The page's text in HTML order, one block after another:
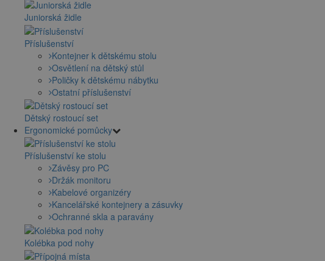
Juniorská židle
Příslušenství
Kontejner k dětskému stolu
Osvětlení na dětský stůl
Poličky k dětskému nábytku
Ostatní příslušenství
Dětský rostoucí set
Ergonomické pomůcky
Příslušenství ke stolu
Závěsy pro PC
Držák monitoru
Kabelové organizéry
Kancelářské kontejnery a zásuvky
Ochranné skla a paravány
Kolébka pod nohy